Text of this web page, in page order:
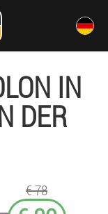
IN
DER
€ 78